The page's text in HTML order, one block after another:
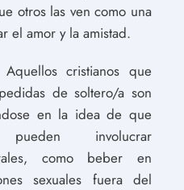
otros las ven como una
el amor y la amistad.
Aquellos cristianos que
de soltero/a son
en la idea de que
involucrar
como beber en
sexuales fuera del